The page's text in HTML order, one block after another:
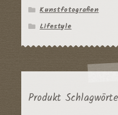
Kunstfotografien
Lifestyle
Produkt